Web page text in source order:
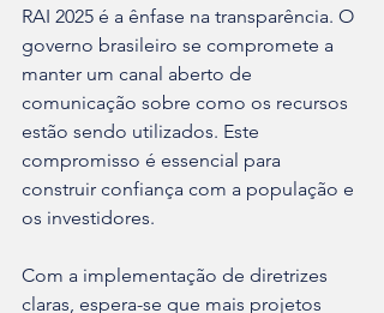
RAI 2025 é a ênfase na transparência. O
governo brasileiro se compromete a
manter um canal aberto de
comunicação sobre como os recursos
estão sendo utilizados. Este
compromisso é essencial para
construir confiança com a população e
os investidores.
Com a implementação de diretrizes
claras, espera-se que mais projetos